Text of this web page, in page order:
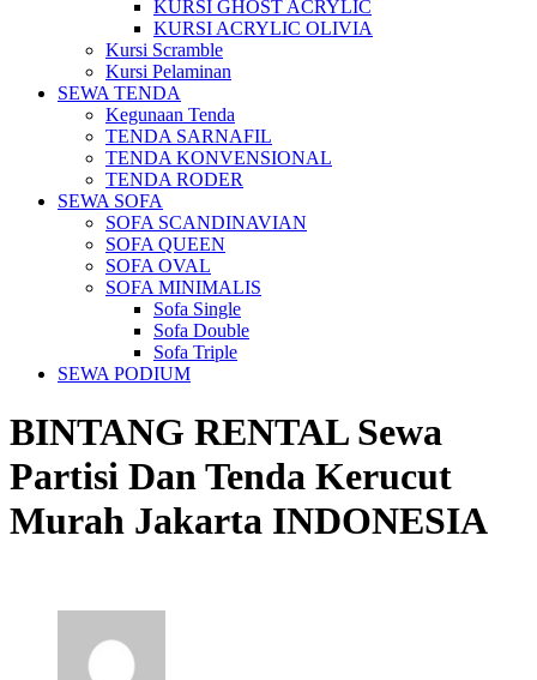
KURSI GHOST ACRYLIC
KURSI ACRYLIC OLIVIA
Kursi Scramble
Kursi Pelaminan
SEWA TENDA
Kegunaan Tenda
TENDA SARNAFIL
TENDA KONVENSIONAL
TENDA RODER
SEWA SOFA
SOFA SCANDINAVIAN
SOFA QUEEN
SOFA OVAL
SOFA MINIMALIS
Sofa Single
Sofa Double
Sofa Triple
SEWA PODIUM
BINTANG RENTAL Sewa
Partisi Dan Tenda Kerucut
Murah Jakarta INDONESIA